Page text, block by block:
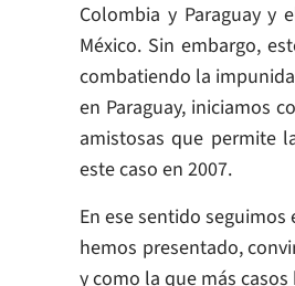
Colombia y Paraguay y
México. Sin embargo,
combatiendo la
en Paraguay, iniciamos
amistosas que permite
este caso en 2007.
En ese sentido
hemos presentado,
y como la que más